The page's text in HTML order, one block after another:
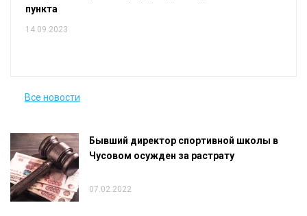
пункта
14.09.2023
Все новости
Бывший директор спортивной школы в
Чусовом осужден за растрату
07.02.2022